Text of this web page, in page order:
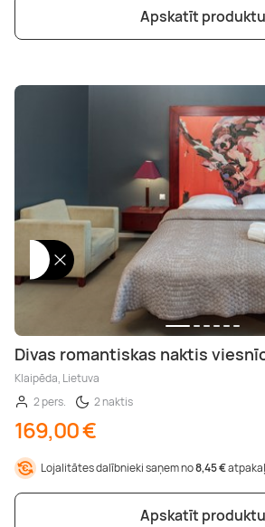
Apskatīt produktu
Divas romantiskas naktis
Klaipēda, Lietuva
2 pers.
2 naktis
169,00 €
Lojalitātes dalībnieki saņem no8,45 €atpakaļ
Apskatīt produktu